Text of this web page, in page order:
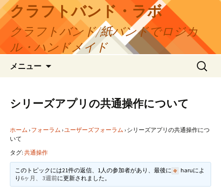
コ
ン
テ
ツ
ス
クラフトバンド・ラボ
クラフトバンド/紙バンドでロジカ
ル・ハンドメイド
メニュー
検
索:
シリーズアプリの共通操作について
ホーム › フォーラム ›ユーザーズフォーラム › シリーズアプリの共通操作につ
いて
タグ: 共通操作
このトピックには21件の返信、1人の参加者があり、最後に haruによ
り 6ヶ月、 3週前に更新されました。